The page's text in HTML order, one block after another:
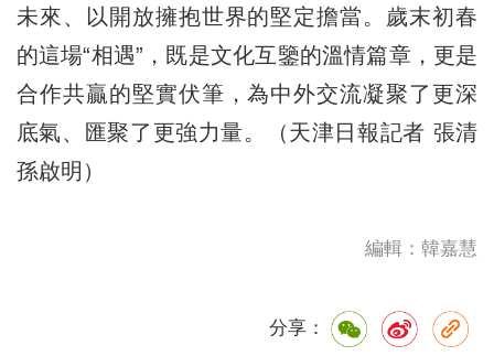
未來、以開放擁抱世界的堅定擔當。歲末初春
的這場“相遇”，既是文化互鑒的溫情篇章，更是
合作共贏的堅實伏筆，為中外交流凝聚了更深
底氣、匯聚了更強力量。（天津日報記者 張清
孫啟明）
編輯：韓嘉慧
分享：